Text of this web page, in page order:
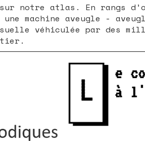
sur notre atlas. En rangs
machine aveugle -
véhiculée par des